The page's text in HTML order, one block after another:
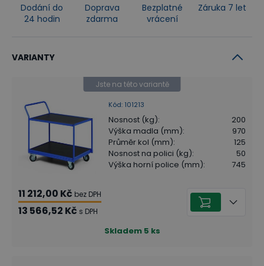
Dodání do
24 hodin
Doprava
zdarma
Bezplatné
vrácení
Záruka 7 let
VARIANTY
Kód: 101213
Jste na této variantě
Nosnost (kg):
200
Výška madla (mm):
970
Průměr kol (mm):
125
Nosnost na polici (kg):
50
Výška horní police (mm): 745
11 212,00 Kč bez DPH
13 566,52 Kč s DPH
Skladem 5 ks